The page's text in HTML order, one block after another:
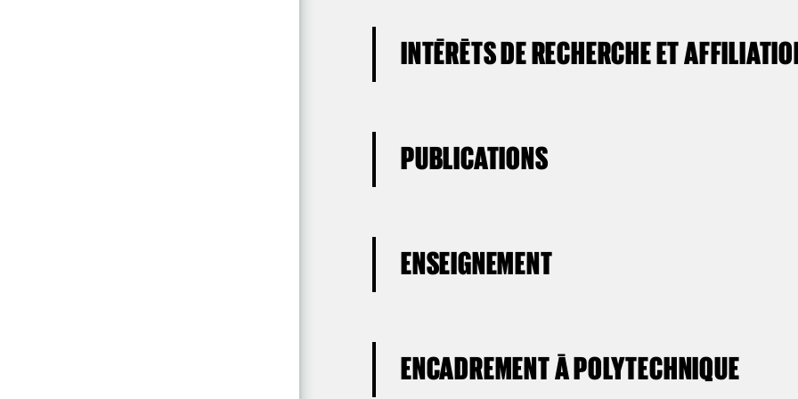
INTÉRÊTS DE RECHERCHE ET
PUBLICATIONS
ENSEIGNEMENT
ENCADREMENT À POLYTECHNIQUE